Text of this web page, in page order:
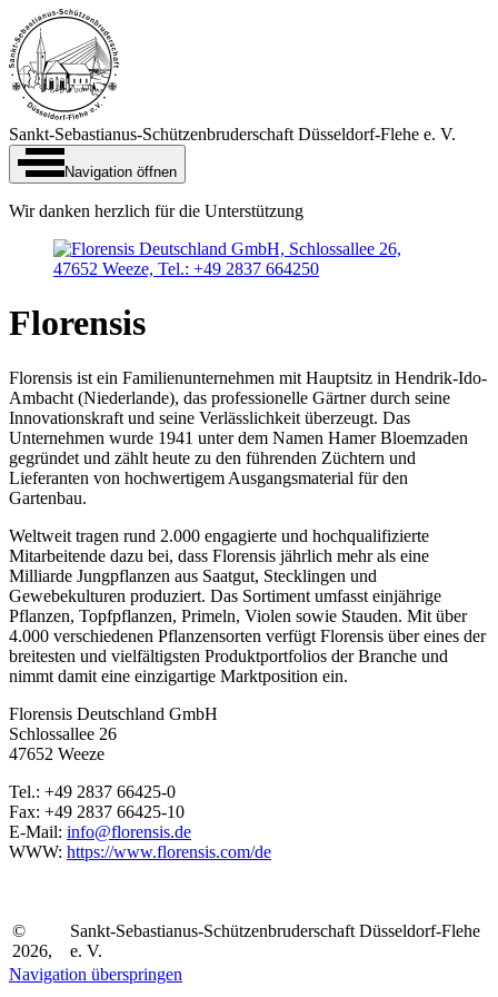
Sankt-Sebastianus-Schützen­bruderschaft Düsseldorf-‍Flehe e. V.
Navigation öffnen
Wir danken herzlich für die Unterstützung
Florensis
Florensis ist ein Familienunternehmen mit Hauptsitz in Hendrik-Ido-
Ambacht (Niederlande), das professionelle Gärtner durch seine
Innovationskraft und seine Verlässlichkeit überzeugt. Das
Unternehmen wurde 1941 unter dem Namen Hamer Bloemzaden
gegründet und zählt heute zu den führenden Züchtern und
Lieferanten von hochwertigem Ausgangsmaterial für den
Gartenbau.
Weltweit tragen rund 2.000 engagierte und hochqualifizierte
Mitarbeitende dazu bei, dass Florensis jährlich mehr als eine
Milliarde Jungpflanzen aus Saatgut, Stecklingen und
Gewebekulturen produziert. Das Sortiment umfasst einjährige
Pflanzen, Topfpflanzen, Primeln, Violen sowie Stauden. Mit über
4.000 verschiedenen Pflanzensorten verfügt Florensis über eines der
breitesten und vielfältigsten Produktportfolios der Branche und
nimmt damit eine einzigartige Marktposition ein.
Florensis Deutschland GmbH
Schlossallee 26
47652 Weeze
Tel.: +49 2837 66425-0
Fax: +49 2837 66425-10
E-Mail: info@florensis.de
WWW: https://www.florensis.com/de
©
2026,
Sankt-Sebastianus-Schützenbruderschaft Düsseldorf-Flehe
e. V.
Navigation überspringen